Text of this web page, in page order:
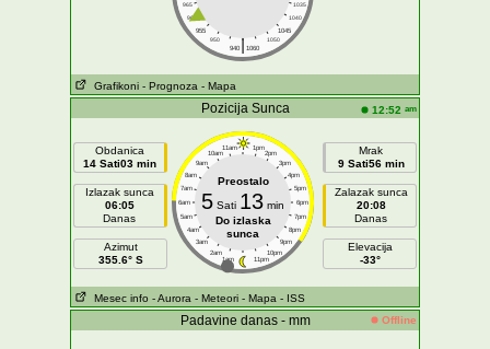
965
1035
960
1040
955
1045
950
1050
|
940 1060
Grafikoni - Prognoza - Mapa
Pozicija Sunca 12:52 am
Obdanica
14 Sati03 min
Izlazak sunca
06:05
Danas
Azimut
355.6° S
11am 1pm
10am 2pm
9am 3pm
8am 4pm
7am 5pm
6am 6pm
5am 7pm
4am 8pm
3am 9pm
2am 10pm
1am 11pm
Preostalo
5 Sati 13 min
Do izlaska
sunca
Mrak
9 Sati56 min
Zalazak sunca
20:08
Danas
Elevacija
-33°
Mesec info - Aurora - Meteori - Mapa - ISS
Padavine danas - mm Offline